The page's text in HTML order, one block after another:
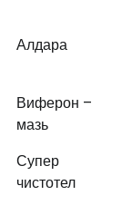
Алдара
Виферон –
мазь
Супер
чистотел